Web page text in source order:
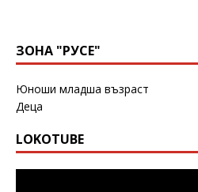
ЗОНА "РУСЕ"
Юноши младша възраст
Деца
LOKOTUBE